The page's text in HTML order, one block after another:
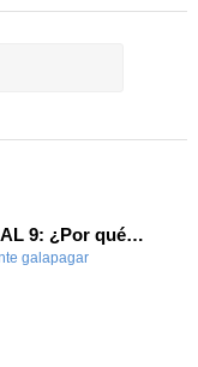
BIBLIOTECA PERSONAL 9: ¿Por qué ser feliz cuando puedes ser normal?
galapagar-